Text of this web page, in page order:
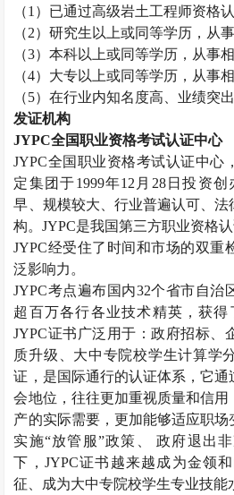
（1）已通过高级岩土工程师资格
（2）研究生以上或同等学历，从
（3）本科以上或同等学历，从事
（4）大专以上或同等学历，从事
（5）在行业内知名度高、业绩突出
发证机构
JYPC全国职业资格考试认证中心
JYPC全国职业资格考试认证中心
定集团于1999年12月28日投资
早、规模较大、行业普遍认可、
构。JYPC是我国第三方职业资格
JYPC经受住了时间和市场的双重
泛影响力。
JYPC考点遍布国内32个省市自治
超百万各行各业技术精英，获得
JYPC证书广泛用于：政府招标、
质升级、大中专院校学生计算学
证，是国际通行的认证体系，它
会地位，往往更加重视质量和信
产的实际需要，更加能够适应职
实施“放管服”政策、 政府退出
下，JYPC证书越来越成为金领
征、成为大中专院校学生专业技能